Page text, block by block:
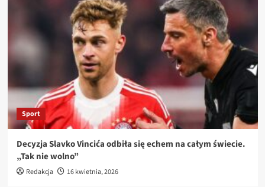
Sport
Decyzja Slavko Vincića odbiła się echem na całym świecie.
„Tak nie wolno”
Redakcja 16 kwietnia, 2026